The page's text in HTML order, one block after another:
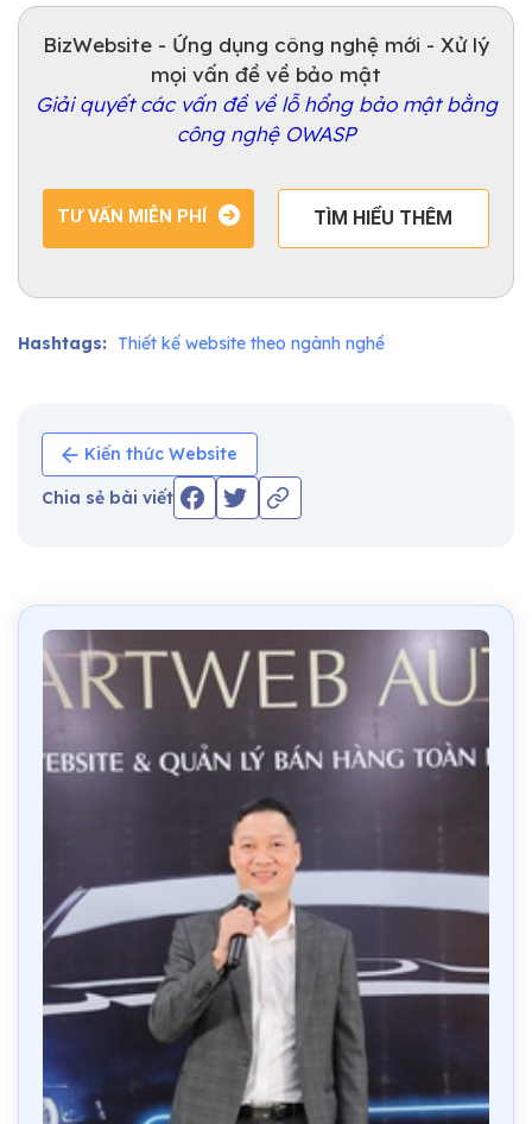
BizWebsite - Ứng dụng công nghệ mới - Xử lý
mọi vấn đề về bảo mật
Giải quyết các vấn đề về lỗ hổng bảo mật bằng
công nghệ OWASP
TƯ VẤN MIỄN PHÍ TÌM HIỂU THÊM
Hashtags: Thiết kế website theo ngành nghề
Kiến thức Website
Chia sẻ bài viết